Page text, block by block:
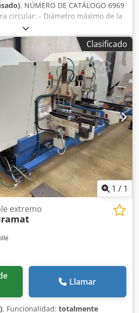
, NÚMERO DE CATÁLOGO 6969
circular: - Diámetro máximo de la
mm - Altura máxima de corte: 60
adelante/atrás - Motor: 2,4 kW
- Diámetro del eje: 40 mm
- Altura de trabajo del eje: 190 mm
máximo de la fresa: 360 mm -
de rotación - Prensador de
regulable en altura y profundidad -
de la mesa - Desplazamiento
de las boquillas de
mm - Dimensiones
mm - Peso: 830 kg –
DTR incluida – Panel
usada, en muy buen
PLN Precio neto: 3,300 EUR
el tipo de cambio 4,2 PLN/EUR
del tipo de cambio, el
a cambios)
Clasificado
1 / 1
extremo
Llamar
, Funcionalidad: totalmente